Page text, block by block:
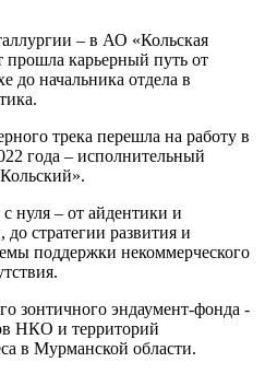
– в АО «Кольская
карьерный путь от
до начальника отдела в
трека перешла на работу в
года – исполнительный
нуля – от айдентики и
стратегии развития и
поддержки некоммерческого
зонтичного эндаумент-фонда -
НКО и территорий
в Мурманской области.